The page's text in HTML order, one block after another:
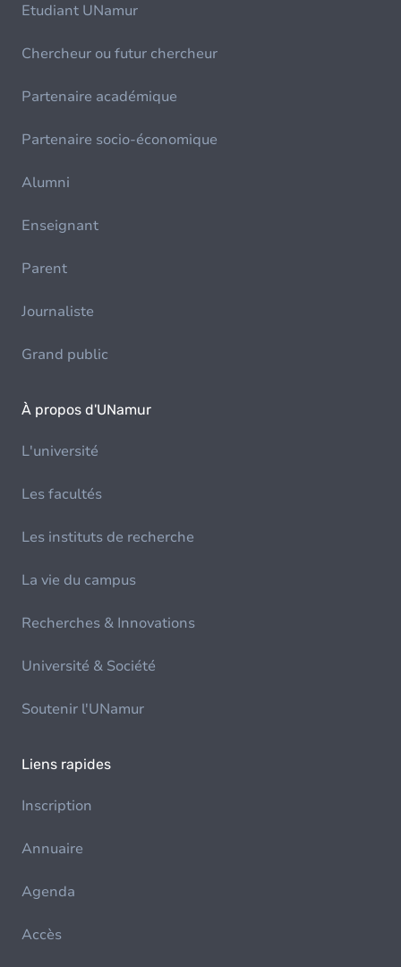
Etudiant UNamur
Chercheur ou futur chercheur
Partenaire académique
Partenaire socio-économique
Alumni
Enseignant
Parent
Journaliste
Grand public
À propos d'UNamur
L'université
Les facultés
Les instituts de recherche
La vie du campus
Recherches & Innovations
Université & Société
Soutenir l'UNamur
Liens rapides
Inscription
Annuaire
Agenda
Accès